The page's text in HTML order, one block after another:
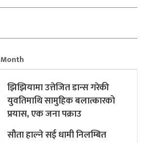
Month
झिझियामा उत्तेजित डान्स गरेकी
युवतिमाथि सामुहिक बलात्कारको
प्रयास, एक जना पक्राउ
सौता हाल्ने सई धामी निलम्बित